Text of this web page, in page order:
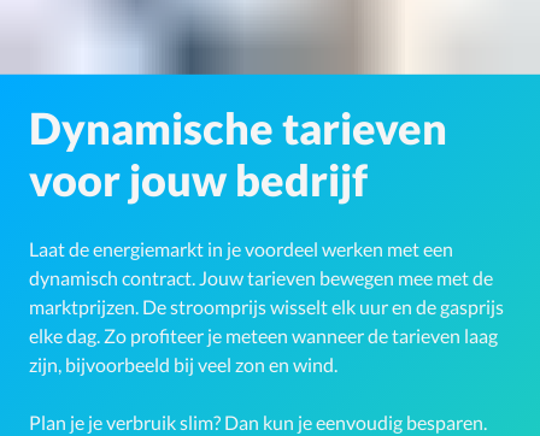
Dynamische tarieven
voor jouw bedrijf
Laat de energiemarkt in je voordeel werken met een
dynamisch contract. Jouw tarieven bewegen mee met de
marktprijzen. De stroomprijs wisselt elk uur en de gasprijs
elke dag. Zo profiteer je meteen wanneer de tarieven laag
zijn, bijvoorbeeld bij veel zon en wind.
Plan je je verbruik slim? Dan kun je eenvoudig besparen.